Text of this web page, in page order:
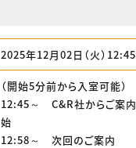
2025年12月02日（火）
（開始5分前から入室可能）
12:45～ C&R社からご案内
始
12:58～ 次回のご案内